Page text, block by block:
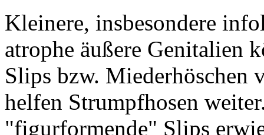
Kleinere, insbesondere
atrophe äußere Genitalien
Slips bzw. Miederhöschen
helfen Strumpfhosen
"figurformende" Slips